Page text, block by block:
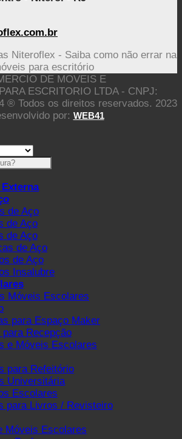
DE MOVEIS E
ESCRITORIO LTDA - CNPJ:
® Todos os direitos reservados. 2023
por: WEB41
de Aço
de Aço
de Aço
de Aço
de Aço
Insalubre
Móveis Escolares
para Espaço Maker
para Recepção
e Móveis Escolares
para Refeitório
Universitária
Escolares
para Livros / Revisteiro
Móveis Escolares